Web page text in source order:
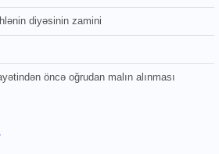
diyəsinin zamini
öncə oğrudan malın alınması